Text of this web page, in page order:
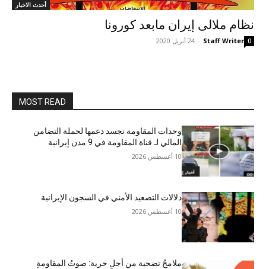
أحدث الاخبار
نظام ملالی إيران مابعد کورونا
Staff Writer
- 24 أبريل 2020 0
MOST READ
وحدات المقاومة تجسد دعمها لحملة التضامن
المالي لـ قناة المقاومة في 9 مدن إيرانية
10 أغسطس 2026
دلالات التصعيد الأمني في السجون الإيرانية
10 أغسطس 2026
ملامحُ تضحية من أجلِ حرية: صوتُ المقاومةِ